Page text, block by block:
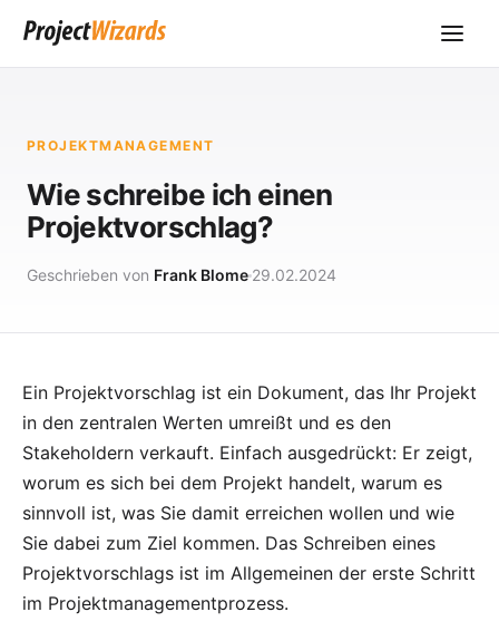
PROJEKTMANAGEMENT
Wie schreibe ich einen
Projektvorschlag?
Geschrieben von Frank Blome 29.02.2024
Ein Projektvorschlag ist ein Dokument, das Ihr Projekt
in den zentralen Werten umreißt und es den
Stakeholdern verkauft. Einfach ausgedrückt: Er zeigt,
worum es sich bei dem Projekt handelt, warum es
sinnvoll ist, was Sie damit erreichen wollen und wie
Sie dabei zum Ziel kommen. Das Schreiben eines
Projektvorschlags ist im Allgemeinen der erste Schritt
im Projektmanagementprozess.